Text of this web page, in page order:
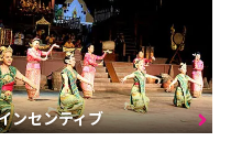
ンセンティブ